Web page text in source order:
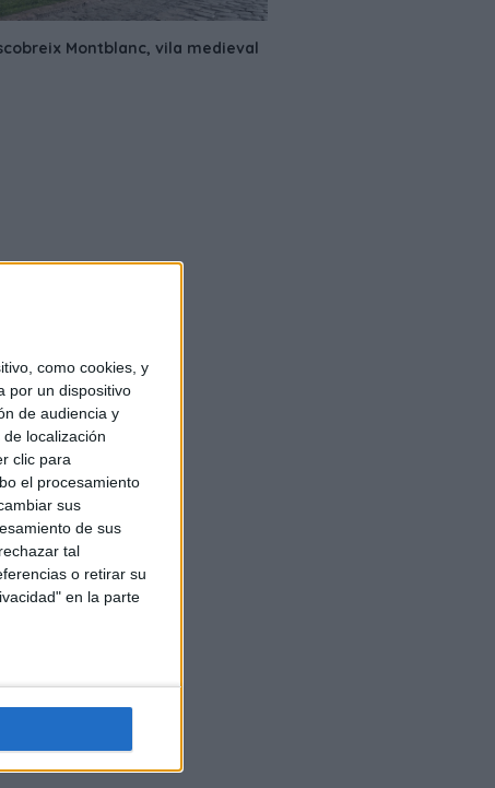
como cookies, y
por un dispositivo
de audiencia y
localización
clic para
el procesamiento
sus
de sus
tal
o retirar su
en la parte